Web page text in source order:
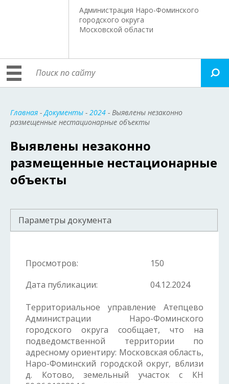
Администрация Наро-Фоминского
городского округа
Московской области
Главная -Документы - 2024 - Выявлены незаконно
размещенные нестационарные объекты
Выявлены незаконно
размещенные нестационарные
объекты
Параметры документа
Просмотров:
150
Дата публикации:
04.12.2024
Территориальное управление Атепцево
Администрации Наро-Фоминского
городского округа сообщает, что на
подведомственной территории по
адресному ориентиру: Московская область,
Наро-Фоминский городской округ, вблизи
д. Котово, земельный участок с КН